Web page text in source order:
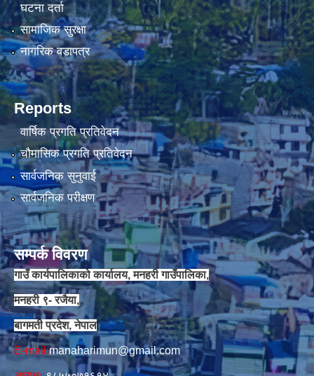
घटना दर्ता
सामाजिक सुरक्षा
नागरिक वडापत्र
Reports
वार्षिक प्रगति प्रतिवेदन
चौमासिक प्रगति प्रतिवेदन
सार्वजनिक सुनुवाई
सार्वजनिक परीक्षण
सम्पर्क विवरण
गाउँ कार्यपालिकाको कार्यालय, मनहरी गाउँपालिका,
मनहरी ९- रजैया,
बागमती प्रदेश, नेपाल
E-mail:manaharimun@gmail.com